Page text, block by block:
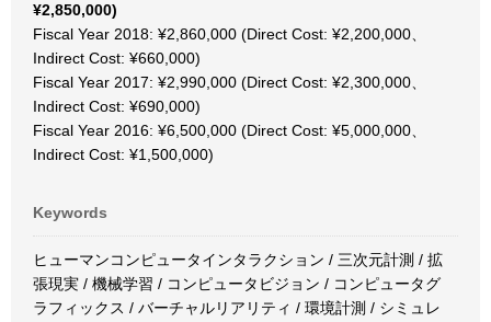
¥2,850,000)
Fiscal Year 2018: ¥2,860,000 (Direct Cost: ¥2,200,000、
Indirect Cost: ¥660,000)
Fiscal Year 2017: ¥2,990,000 (Direct Cost: ¥2,300,000、
Indirect Cost: ¥690,000)
Fiscal Year 2016: ¥6,500,000 (Direct Cost: ¥5,000,000、
Indirect Cost: ¥1,500,000)
Keywords
ヒューマンコンピュータインタラクション / 三次元計測 / 拡
張現実 / 機械学習 / コンピュータビジョン / コンピュータグ
ラフィックス / バーチャルリアリティ / 環境計測 / シミュレ